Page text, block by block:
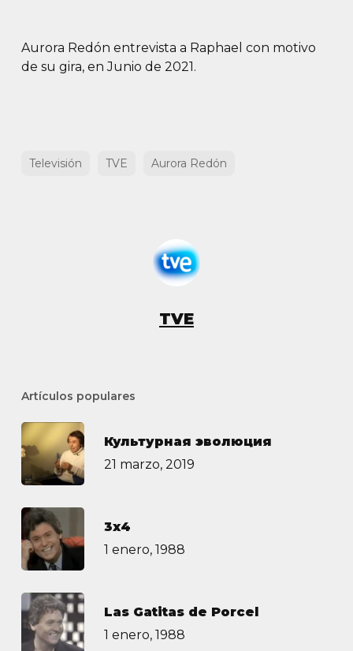
Aurora Redón entrevista a Raphael con motivo
de su gira, en Junio de 2021.
Televisión TVE Aurora Redón
TVE
Artículos populares
Культурная эволюция
21 marzo, 2019
3х4
1 enero, 1988
Las Gatitas de Porcel
1 enero, 1988